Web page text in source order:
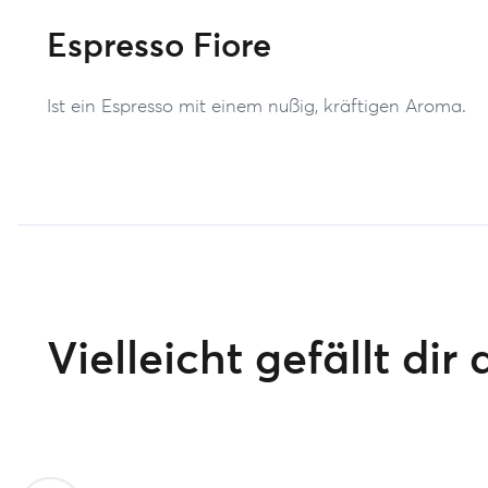
Espresso Fiore
Ist ein Espresso mit einem nußig, kräftigen Aroma.
Vielleicht gefällt dir